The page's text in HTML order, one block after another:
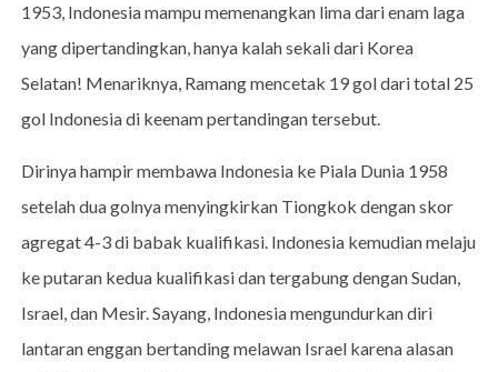
1953, Indonesia mampu memenangkan lima dari enam laga
yang dipertandingkan, hanya kalah sekali dari Korea
Selatan! Menariknya, Ramang mencetak 19 gol dari total 25
gol Indonesia di keenam pertandingan tersebut.
Dirinya hampir membawa Indonesia ke Piala Dunia 1958
setelah dua golnya menyingkirkan Tiongkok dengan skor
agregat 4-3 di babak kualifikasi. Indonesia kemudian melaju
ke putaran kedua kualifikasi dan tergabung dengan Sudan,
Israel, dan Mesir. Sayang, Indonesia mengundurkan diri
lantaran enggan bertanding melawan Israel karena alasan